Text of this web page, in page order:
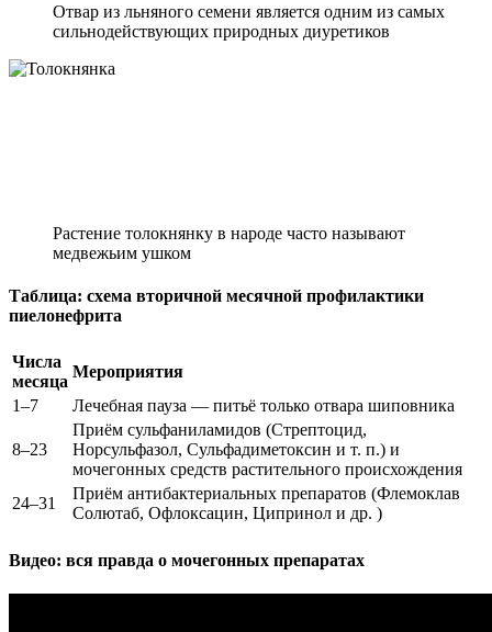
Отвар из льняного семени является одним из самых
сильнодействующих природных диуретиков
Растение толокнянку в народе часто называют
медвежьим ушком
Таблица: схема вторичной месячной профилактики
пиелонефрита
Числа
месяца
Мероприятия
1–7
Лечебная пауза — питьё только отвара шиповника
8–23
Приём сульфаниламидов (Стрептоцид,
Норсульфазол, Сульфадиметоксин и т. п.) и
мочегонных средств растительного происхождения
24–31
Приём антибактериальных препаратов (Флемоклав
Солютаб, Офлоксацин, Ципринол и др. )
Видео: вся правда о мочегонных препаратах